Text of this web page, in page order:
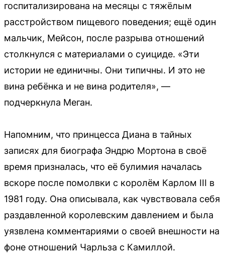
госпитализирована на месяцы с тяжёлым
расстройством пищевого поведения; ещё один
мальчик, Мейсон, после разрыва отношений
столкнулся с материалами о суициде. «Эти
истории не единичны. Они типичны. И это не
вина ребёнка и не вина родителя», —
подчеркнула Меган.
Напомним, что принцесса Диана в тайных
записях для биографа Эндрю Мортона в своё
время призналась, что её булимия началась
вскоре после помолвки с королём Карлом III в
1981 году. Она описывала, как чувствовала себя
раздавленной королевским давлением и была
уязвлена комментариями о своей внешности на
фоне отношений Чарльза с Камиллой.